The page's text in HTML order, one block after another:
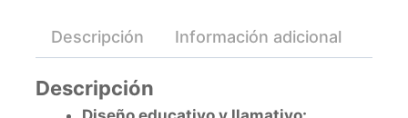
Descripción Información adicional
Descripción